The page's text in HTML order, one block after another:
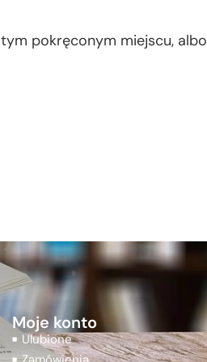
pokręconym miejscu, albo
Moje konto
Ulubione